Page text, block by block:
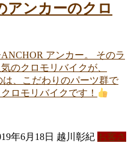
アンカー。 そのラ
のクロモリバイクが、
、こだわりのパーツ群で
ロモリバイクです！
年6月18日 越川彰紀 お客さ